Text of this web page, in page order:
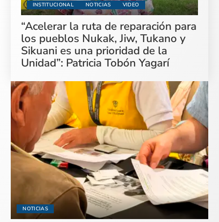
INSTITUCIONAL NOTICIAS VIDEO
“Acelerar la ruta de reparación para
los pueblos Nukak, Jiw, Tukano y
Sikuani es una prioridad de la
Unidad”: Patricia Tobón Yagarí
NOTICIAS